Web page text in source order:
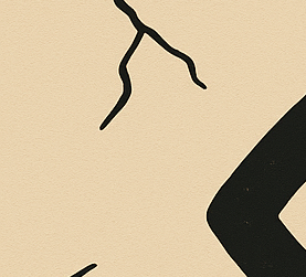
È MORTO MELO
Antonio Marino 4 Agosto
Cultura e Società